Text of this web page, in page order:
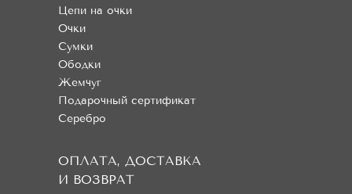
ОПЛАТА, ДОСТАВКА
И ВОЗВРАТ
Цепи на очки
Очки
Сумки
Ободки
Жемчуг
Подарочный сертификат
Серебро